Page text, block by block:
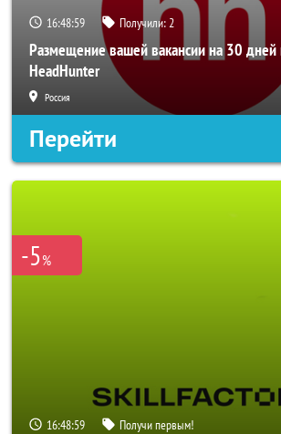
16:48:57 Получили:2
Размещение вашей вакансии на 30 дней
HeadHunter
Россия
Перейти
-5%
16:48:57 Получи первым!